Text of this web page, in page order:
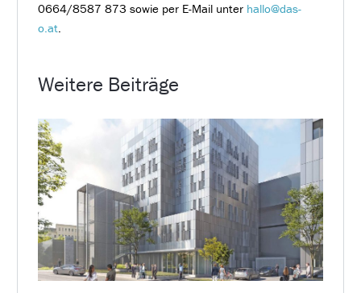
0664/8587 873 sowie per E-Mail unter hallo@das-
o.at.
Weitere Beiträge